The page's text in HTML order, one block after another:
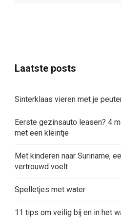
Laatste posts
Sinterklaas vieren met je
Eerste gezinsauto leasen? 4
met een kleintje
Met kinderen naar Suriname,
vertrouwd voelt
Spelletjes met water
11 tips om veilig bij en in het